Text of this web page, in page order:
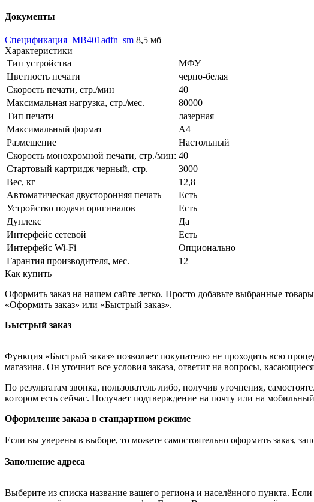
Документы
Спецификация_MB401adfn_sm 8,5 мб
Характеристики
Тип устройства
МФУ
Цветность печати
черно-белая
Скорость печати, стр./мин
40
Максимальная нагрузка, стр./мес.
80000
Тип печати
лазерная
Максимальный формат
А4
Размещение
Настольный
Скорость монохромной печати, стр./мин: 40
Стартовый картридж черный, стр.
3000
Вес, кг
12,8
Автоматическая двусторонняя печать
Есть
Устройство подачи оригиналов
Есть
Дуплекс
Да
Интерфейс сетевой
Есть
Интерфейс Wi-Fi
Опционально
Гарантия производителя, мес.
12
Как купить
Оформить заказ на нашем сайте легко. Просто добавьте выбранные
«Оформить заказ» или «Быстрый заказ».
Быстрый заказ
Функция «Быстрый заказ» позволяет покупателю не проходить всю
магазина. Он уточнит все условия заказа, ответит на вопросы,
По результатам звонка, пользователь либо, получив уточнения,
котором есть сейчас. Получает подтверждение на почту или на
Оформление заказа в стандартном режиме
Если вы уверены в выборе, то можете самостоятельно оформить заказ,
Заполнение адреса
Выберите из списка название вашего региона и населённого пункта.